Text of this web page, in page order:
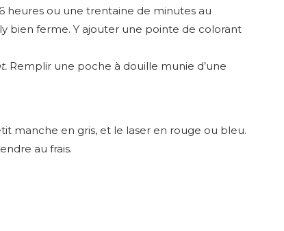
ou une trentaine de minutes au
bien ferme. Y ajouter une pointe de colorant
Remplir une poche à douille munie d’une
manche en gris, et le laser en rouge ou bleu.
au frais.